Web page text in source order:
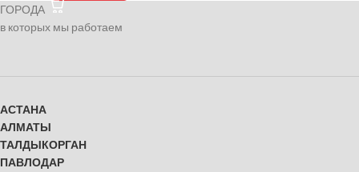
ГОРОДА
в которых мы работаем
АСТАНА
АЛМАТЫ
ТАЛДЫКОРГАН
ПАВЛОДАР